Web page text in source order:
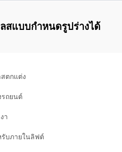
สแบบกำหนดรูปร่างได้
ตกแต่ง
ถยนต์
า
บภายในลิฟต์